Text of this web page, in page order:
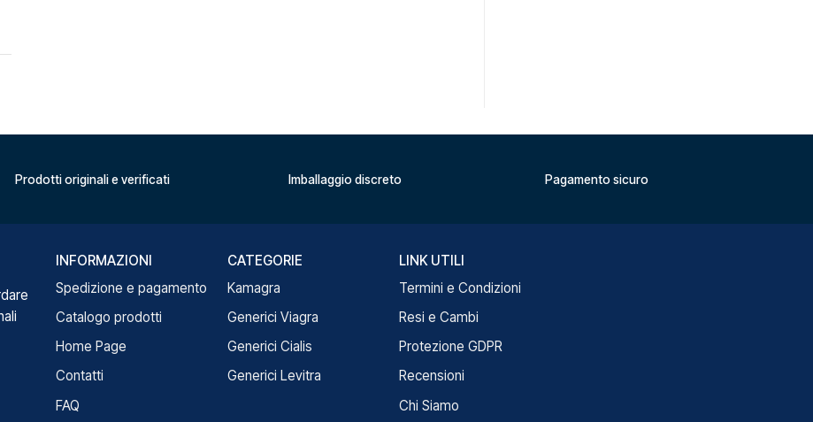
Prodotti originali e verificati Imballaggio discreto Pagamento sicuro
INFORMAZIONI
Spedizione e pagamento
Catalogo prodotti
Home Page
Contatti
FAQ
CATEGORIE
Kamagra
Generici Viagra
Generici Cialis
Generici Levitra
LINK UTILI
Termini e Condizioni
Resi e Cambi
Protezione GDPR
Recensioni
Chi Siamo